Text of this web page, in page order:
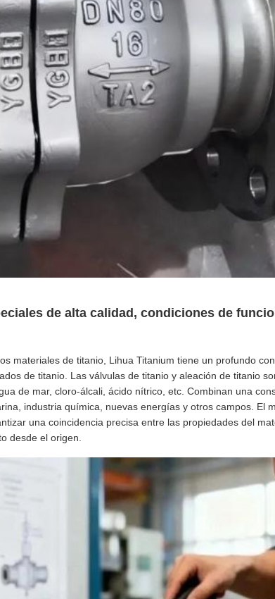
de alta calidad, condiciones de
materiales de titanio, Lihua Titanium tiene un profundo
de titanio. Las válvulas de titanio y aleación de titanio
de mar, cloro-álcali, ácido nítrico, etc. Combinan una
industria química, nuevas energías y otros campos. El
una coincidencia precisa entre las propiedades del
desde el origen.